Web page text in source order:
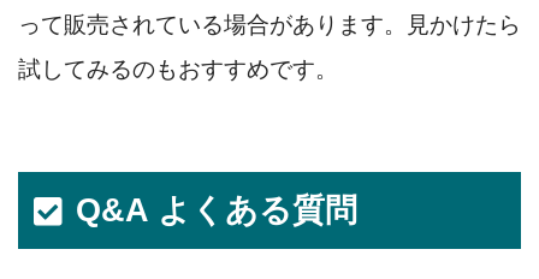
って販売されている場合があります。見かけたら
試してみるのもおすすめです。
Q&A よくある質問